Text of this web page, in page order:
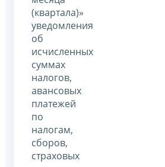
(квартала)»
уведомления
об
исчисленных
суммах
налогов,
авансовых
платежей
по
налогам,
сборов,
страховых